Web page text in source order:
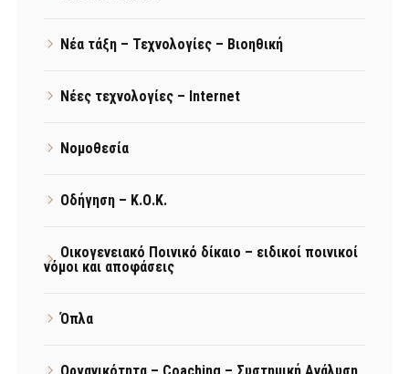
Νέα τάξη – Τεχνολογίες – Βιοηθική
Νέες τεχνολογίες – Internet
Νομοθεσία
Οδήγηση – Κ.Ο.Κ.
Οικογενειακό Ποινικό δίκαιο – ειδικοί ποινικοί
νόμοι και αποφάσεις
Όπλα